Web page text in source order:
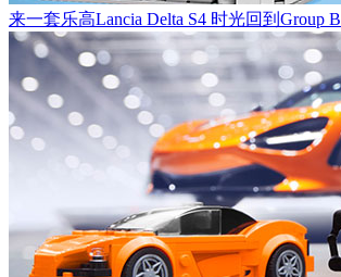
来一套乐高Lancia Delta S4 时光回到Group B